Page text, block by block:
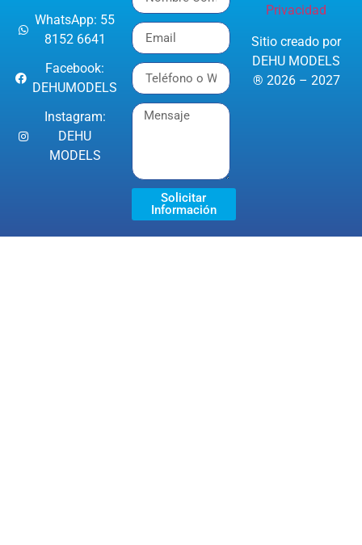
WhatsApp: 55
8152 6641
Facebook:
DEHUMODELS
Instagram:
DEHU
MODELS
Solicitar
Información
Privacidad
Sitio creado por
DEHU MODELS
® 2026 – 2027